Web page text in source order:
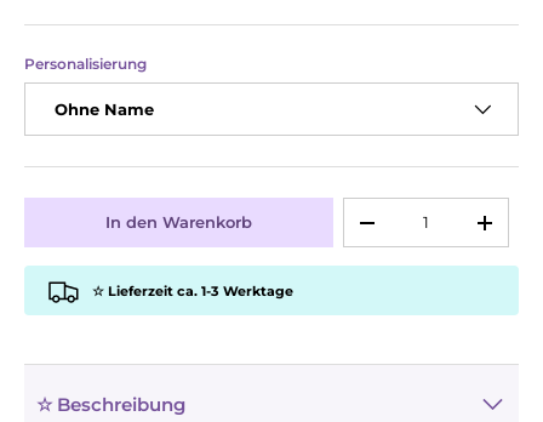
Personalisierung
Ohne Name
-
+
In den Warenkorb
☆ Lieferzeit ca. 1-3 Werktage
☆ Beschreibung